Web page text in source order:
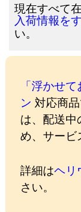
現在すべて
入荷情報を
い。
「浮かせ
ン 対応商
は、配送中
め、サービ
詳細はヘリ
さい。